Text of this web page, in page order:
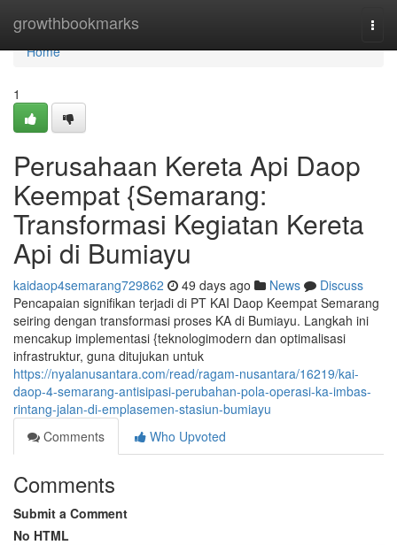
growthbookmarks
Home
Home
1
Perusahaan Kereta Api Daop
Keempat {Semarang:
Transformasi Kegiatan Kereta
Api di Bumiayu
kaidaop4semarang729862 49 days ago News
Discuss
Pencapaian signifikan terjadi di PT KAI Daop Keempat Semarang
seiring dengan transformasi proses KA di Bumiayu. Langkah ini
mencakup implementasi {teknologimodern dan optimalisasi
infrastruktur, guna ditujukan untuk
https://nyalanusantara.com/read/ragam-nusantara/16219/kai-
daop-4-semarang-antisipasi-perubahan-pola-operasi-ka-imbas-
rintang-jalan-di-emplasemen-stasiun-bumiayu
Comments
Who Upvoted
Comments
Submit a Comment
No HTML